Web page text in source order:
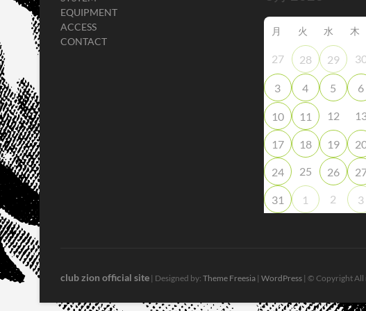
EQUIPMENT
ACCESS
CONTACT
月 火 水 木
27 28 29
3 4 5 6
10 11 12
17 18 19
24 25 26
31 1 2 3
club zion official site | Designed by: Theme Freesia | WordPress | © Copyright All